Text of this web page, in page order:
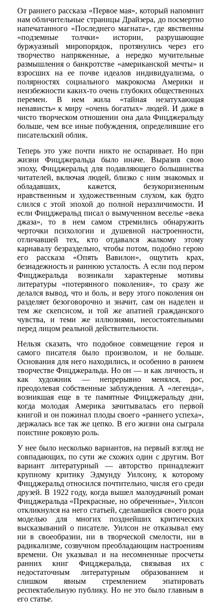
От раннего рассказа «Первое мая», который напомнит
нам обличительные страницы Драйзера, до посмертно
напечатанного «Последнего магната», где явственны
«подземные толчки» истории, разрушающие
буржуазный миропорядок, протянулись через его
творчество напряженные, а нередко мучительные
размышления о банкротстве «американской мечты» и
взросших на ее почве идеалов индивидуализма, о
полярностях социального макрокосма Америки и
неизбежности каких-то очень глубоких общественных
перемен. В нем жила «тайная незатухающая
ненависть» к миру «очень богатых» людей. И даже в
чисто творческом отношении она дала Фицджеральду
больше, чем все иные побуждения, определившие его
писательский облик.
Теперь это уже почти никто не оспаривает. Но при
жизни Фицджеральда было иначе. Выразив свою
эпоху, Фицджеральд для подавляющего большинства
читателей, включая людей, близко с ним знакомых и
обладавших, кажется, безукоризненным
нравственным и художественным слухом, как будто
слился с этой эпохой до полной неразличимости. И
если Фицджеральд писал о вымученном веселье «века
джаза», то в нем самом стремились обнаружить
черточки психологии и душевной настроенности,
отличавшей тех, кто отдавался жалкому этому
карнавалу безраздельно, чтобы потом, подобно герою
его рассказа «Опять Вавилон», ощутить крах,
безнадежность и раннюю усталость. А если под пером
Фицджеральда возникали характерные мотивы
литературы «потерянного поколения», то сразу же
делался вывод, что и боль, и веру этого поколения он
разделяет безоговорочно и значит, сам он наделен и
тем же скепсисом, и той же апатией гражданского
чувства, и теми же иллюзиями, несостоятельными
перед лицом реальной действительности.
Нельзя сказать, что подобное совмещение героя и
самого писателя было произволом, и не больше.
Основания для него находились, и особенно в раннем
творчестве Фицджеральда. Но он — и как личность, и
как художник — непрерывно менялся, рос,
преодолевая собственные заблуждения. А «легенда»,
возникшая еще в те памятные Фицджеральду дни,
когда молодая Америка зачитывалась его первой
книгой и он пожинал плоды своего «раннего успеха»,
держалась все так же цепко. В его жизни она сыграла
поистине роковую роль.
У нее было несколько вариантов, на первый взгляд не
совпадающих, по сути же схожих один с другим. Вот
вариант литературный — авторство принадлежит
крупному критику Эдмунду Уилсону, к которому
Фицджеральд относился почтительно, числя его среди
друзей. В 1922 году, когда вышел малоудачный роман
Фицджеральда «Прекрасные, но обреченные», Уилсон
откликнулся на него статьей, сделавшейся своего рода
моделью для многих позднейших критических
высказываний о писателе. Уилсон не отказывал ему
ни в своеобразии, ни в творческой смелости, ни в
радикализме, созвучном преобладающим настроениям
времени. Он указывал и на несомненные просчеты
ранних книг Фицджеральда, связывая их с
недостаточным литературным образованием и
слишком явным стремлением эпатировать
респектабельную публику. Но не это было главным в
его статье.